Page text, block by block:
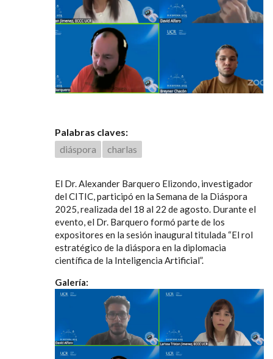
Palabras claves:
diáspora
charlas
El Dr. Alexander Barquero Elizondo, investigador
del CITIC, participó en la Semana de la Diáspora
2025, realizada del 18 al 22 de agosto. Durante el
evento, el Dr. Barquero formó parte de los
expositores en la sesión inaugural titulada “El rol
estratégico de la diáspora en la diplomacia
científica de la Inteligencia Artificial”.
Galería: